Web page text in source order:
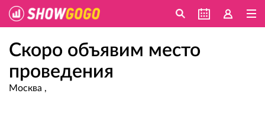
Скоро объявим место
проведения
Москва ,